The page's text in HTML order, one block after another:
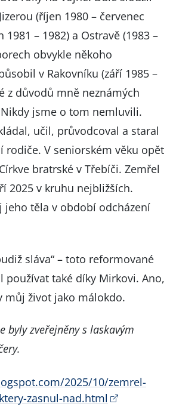
(říjen 1980 – červenec
1981 – 1982) a Ostravě (1983 –
obvykle někoho
v Rakovníku (září 1985 –
z důvodů mně neznámých
jsme o tom nemluvili.
učil, průvodcoval a staral
rodiče. V seniorském věku opět
bratrské v Třebíči. Zemřel
2025 v kruhu nejbližších.
jeho těla v období odcházení
sláva“ – toto reformované
používat také díky Mirkovi. Ano,
můj život jako málokdo.
byly zveřejněny s laskavým
2025/10/zemrel-
zasnul-nad.html